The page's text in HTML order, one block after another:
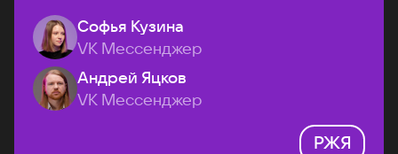
Софья Кузина
VK Мессенджер
Андрей Яцков
VK Мессенджер
РЖЯ